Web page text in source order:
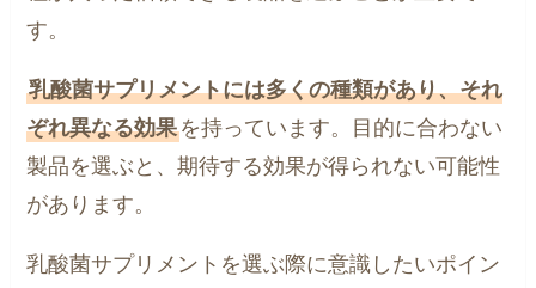
す。
乳酸菌サプリメントには多くの種類があり、それ
ぞれ異なる効果を持っています。目的に合わない
製品を選ぶと、期待する効果が得られない可能性
があります。
乳酸菌サプリメントを選ぶ際に意識したいポイン